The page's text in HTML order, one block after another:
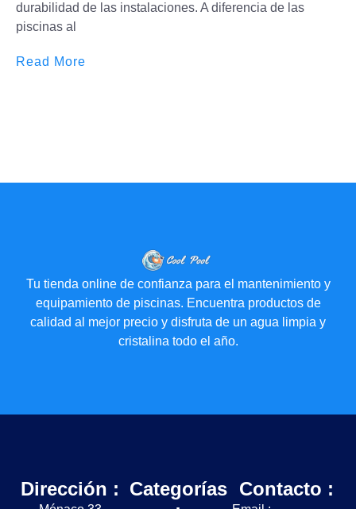
durabilidad de las instalaciones. A diferencia de las
piscinas al
Read More
Tu tienda online de confianza para el mantenimiento y
equipamiento de piscinas. Encuentra productos de
calidad al mejor precio y disfruta de un agua limpia y
cristalina todo el año.
Dirección : Categorías
Contacto :